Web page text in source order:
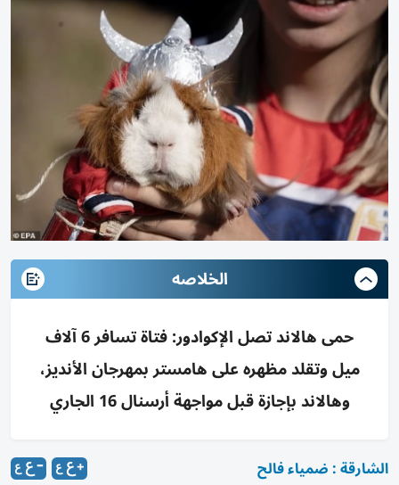
الخلاصه
حمى هالاند تصل الإكوادور: فتاة تسافر 6 آلاف
ميل وتقلد مظهره على هامستر بمهرجان الأنديز،
وهالاند بإجازة قبل مواجهة أرسنال 16 الجاري
الشارقة : ضمياء فالح